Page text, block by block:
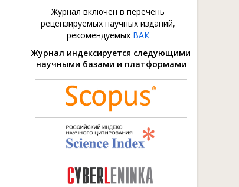
Журнал включен в перечень
рецензируемых научных изданий,
рекомендуемых ВАК
Журнал индексируется следующими
научными базами и платформами